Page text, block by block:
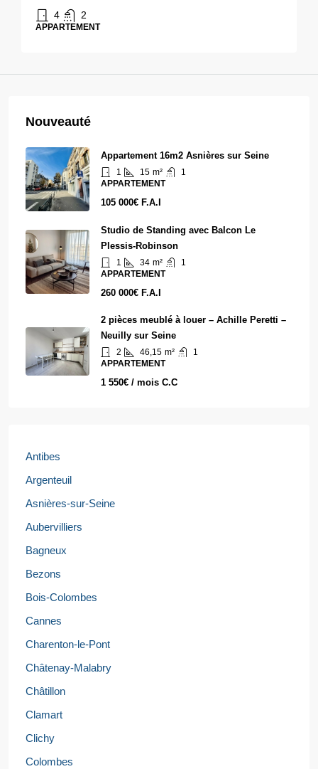
4 2
APPARTEMENT
Nouveauté
Appartement 16m2 Asnières sur Seine
1 15 m²
1
APPARTEMENT
105 000€ F.A.I
Studio de Standing avec Balcon Le
Plessis-Robinson
1 34 m²
1
APPARTEMENT
260 000€ F.A.I
2 pièces meublé à louer – Achille Peretti –
Neuilly sur Seine
2 46,15 m²
1
APPARTEMENT
1 550€ / mois C.C
Antibes
Argenteuil
Asnières-sur-Seine
Aubervilliers
Bagneux
Bezons
Bois-Colombes
Cannes
Charenton-le-Pont
Châtenay-Malabry
Châtillon
Clamart
Clichy
Colombes